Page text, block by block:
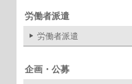
労働者派遣
労働者派遣
企画・公募